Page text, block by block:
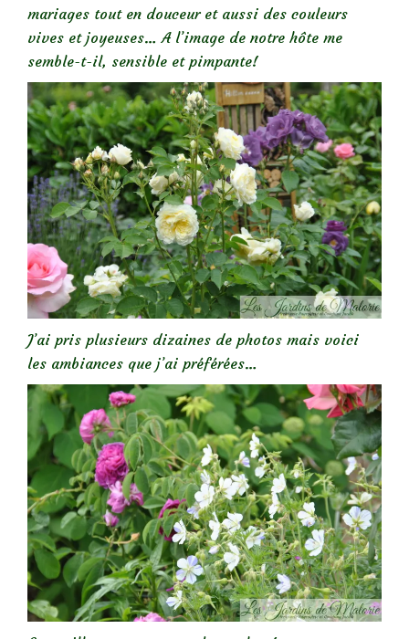
mariages tout en douceur et aussi des couleurs
vives et joyeuses… A l’image de notre hôte me
semble-t-il, sensible et pimpante!
J’ai pris plusieurs dizaines de photos mais voici
les ambiances que j’ai préférées…